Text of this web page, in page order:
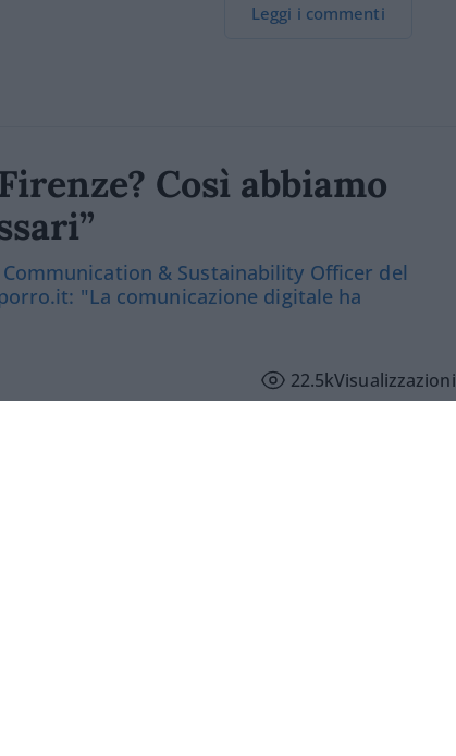
Leggi i commenti
Così abbiamo
& Sustainability Officer del
"La comunicazione digitale ha
22.5kVisualizzazioni